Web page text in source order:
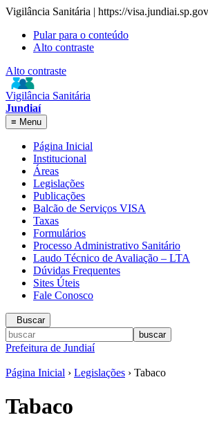
Vigilância Sanitária | https://
Pular para o conteúdo
Alto contraste
Alto contraste
Vigilância Sanitária
Jundiaí
≡ Menu
Página Inicial
Institucional
Áreas
Legislações
Publicações
Balcão de Serviços VISA
Taxas
Formulários
Processo Administrativo Sanitário
Laudo Técnico de Avaliação – LTA
Dúvidas Frequentes
Sites Úteis
Fale Conosco
Buscar
Prefeitura de Jundiaí
Página Inicial › Legislações › Tabaco
Tabaco